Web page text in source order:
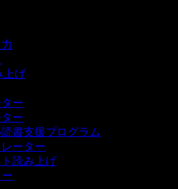
上げ
ー
ー
書支援プログラム
ーター
読み上げ